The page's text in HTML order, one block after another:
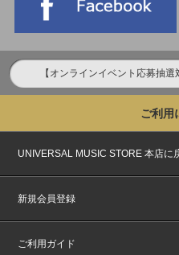
ご利用
UNIVERSAL MUSIC STORE 本店に
新規会員登録
ご利用ガイド